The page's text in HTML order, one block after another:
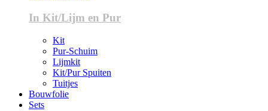
In Kit/Lijm en Pur
Kit
Pur-Schuim
Lijmkit
Kit/Pur Spuiten
Tuitjes
Bouwfolie
Sets